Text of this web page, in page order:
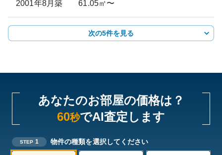
2001年8月築 61.05㎡〜
次の5件を見る
あなたのお部屋の価格は？
60秒でAI査定します
STEP 1 物件の種類を選択してください